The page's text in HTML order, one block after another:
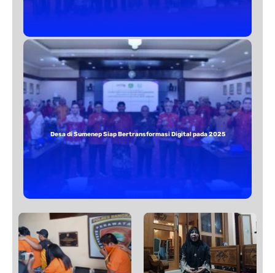
Desa di Sumenep Siap Bertransformasi Digital pada 2025